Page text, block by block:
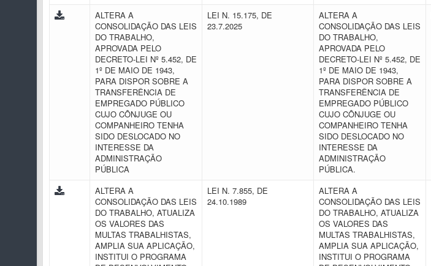
ALTERA A
CONSOLIDAÇÃO DAS LEIS
DO TRABALHO,
APROVADA PELO
DECRETO-LEI Nº 5.452, DE
1º DE MAIO DE 1943,
PARA DISPOR SOBRE A
TRANSFERÊNCIA DE
EMPREGADO PÚBLICO
CUJO CÔNJUGE OU
COMPANHEIRO TENHA
SIDO DESLOCADO NO
INTERESSE DA
ADMINISTRAÇÃO
PÚBLICA
LEI N. 15.175, DE
23.7.2025
ALTERA A
CONSOLIDAÇÃO DAS LEIS
DO TRABALHO,
APROVADA PELO
DECRETO-LEI Nº 5.452, DE
1º DE MAIO DE 1943,
PARA DISPOR SOBRE A
TRANSFERÊNCIA DE
EMPREGADO PÚBLICO
CUJO CÔNJUGE OU
COMPANHEIRO TENHA
SIDO DESLOCADO NO
INTERESSE DA
ADMINISTRAÇÃO
PÚBLICA.
ALTERA A
CONSOLIDAÇÃO DAS LEIS
DO TRABALHO, ATUALIZA
OS VALORES DAS
MULTAS TRABALHISTAS,
AMPLIA SUA APLICAÇÃO,
INSTITUI O PROGRAMA
LEI N. 7.855, DE
24.10.1989
ALTERA A
CONSOLIDAÇÃO DAS LEIS
DO TRABALHO, ATUALIZA
OS VALORES DAS
MULTAS TRABALHISTAS,
AMPLIA SUA APLICAÇÃO,
INSTITUI O PROGRAMA